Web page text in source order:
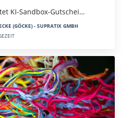
KI-Sandbox-Gutschei…
(GÖCKE) - SUPRATIX GMBH